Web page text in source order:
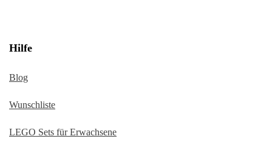
Hilfe
Blog
Wunschliste
LEGO Sets für Erwachsene